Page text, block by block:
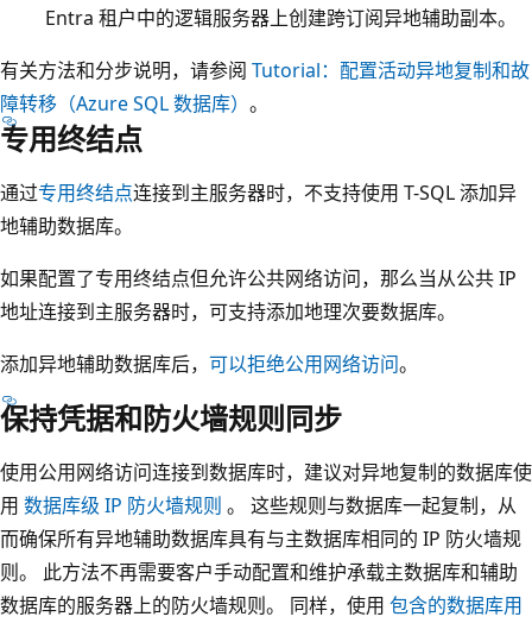
Entra 租户中的逻辑服务器上创建跨订阅异地辅助副本。
有关方法和分步说明，请参阅 Tutorial：配置活动异地复制和故
障转移（Azure SQL 数据库） 。
专用终结点
通过专用终结点连接到主服务器时，不支持使用 T-SQL 添加异
地辅助数据库。
如果配置了专用终结点但允许公共网络访问，那么当从公共 IP
地址连接到主服务器时，可支持添加地理次要数据库。
添加异地辅助数据库后， 可以拒绝公用网络访问。
保持凭据和防火墙规则同步
使用公用网络访问连接到数据库时，建议对异地复制的数据库使
用 数据库级 IP 防火墙规则 。 这些规则与数据库一起复制，从
而确保所有异地辅助数据库具有与主数据库相同的 IP 防火墙规
则。 此方法不再需要客户手动配置和维护承载主数据库和辅助
数据库的服务器上的防火墙规则。 同样，使用 包含的数据库用